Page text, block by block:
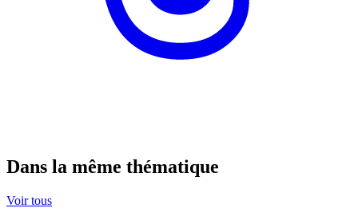
Dans la même thématique
Voir tous